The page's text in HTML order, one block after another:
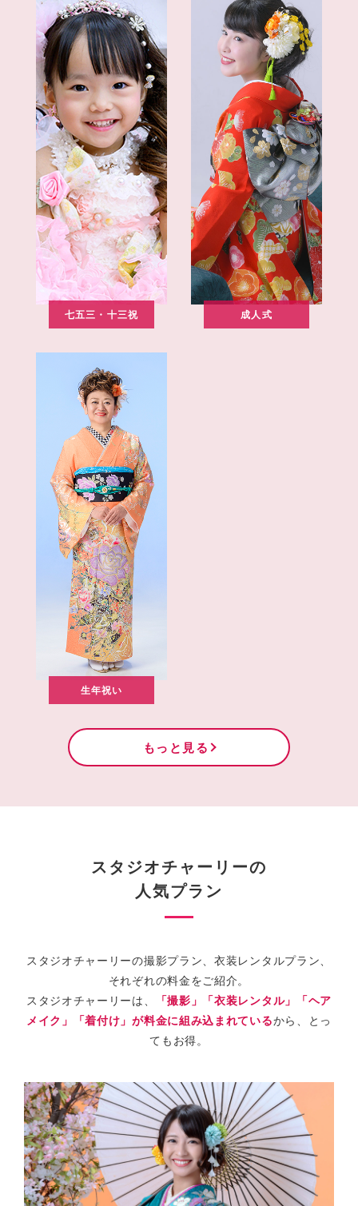
七五三・十三祝 成人式
生年祝い
もっと見る
スタジオチャーリーの
人気プラン
スタジオチャーリーの撮影プラン、衣装レンタルプラン、
それぞれの料金をご紹介。
スタジオチャーリーは、
「撮影」「衣装レンタル」「ヘア
メイク」「着付け」が料金に組み込まれているから、とっ
てもお得。